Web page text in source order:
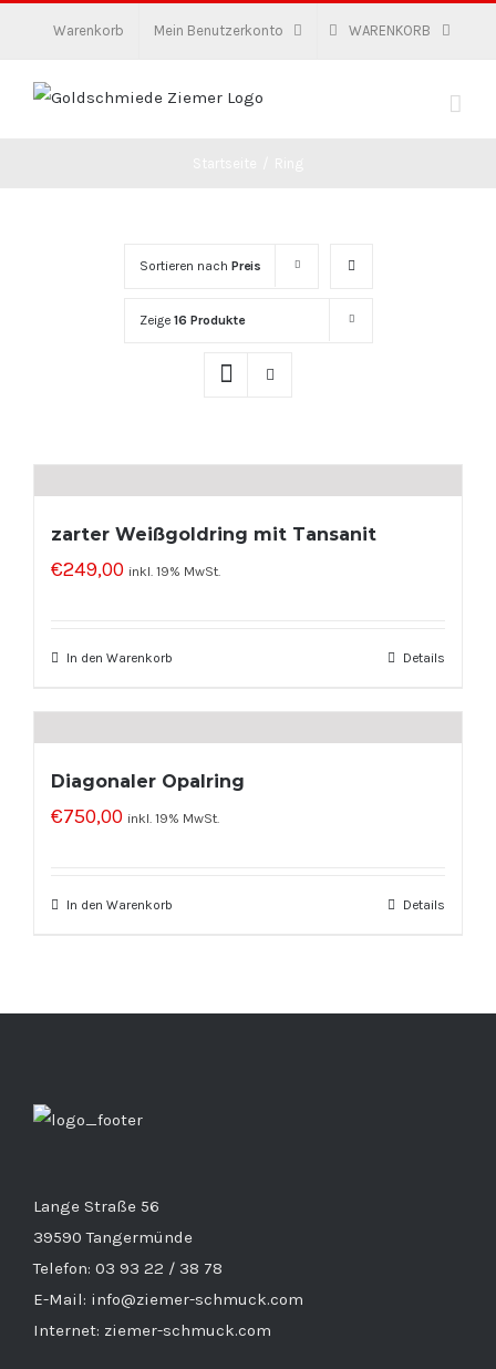
Warenkorb Mein Benutzerkonto WARENKORB
Sortieren nach Preis
Zeige 16 Produkte
zarter Weißgoldring mit Tansanit
€249,00 inkl. 19% MwSt.
In den Warenkorb Details
Diagonaler Opalring
€750,00 inkl. 19% MwSt.
In den Warenkorb Details
Lange Straße 56
39590 Tangermünde
Telefon: 03 93 22 / 38 78
E-Mail: info@ziemer-schmuck.com
Internet: ziemer-schmuck.com